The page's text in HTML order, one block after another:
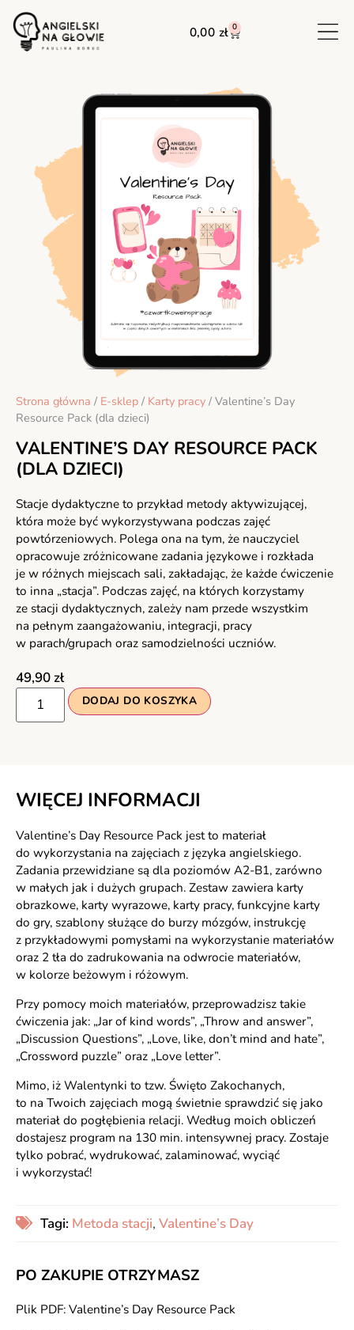
0,00 zł 0
Strona główna / E-sklep / Karty pracy / Valentine’s Day
Resource Pack (dla dzieci)
VALENTINE’S DAY RESOURCE PACK
(DLA DZIECI)
Stacje dydaktyczne to przykład metody aktywizującej,
która może być wykorzystywana podczas zajęć
powtórzeniowych. Polega ona na tym, że nauczyciel
opracowuje zróżnicowane zadania językowe i rozkłada
je w różnych miejscach sali, zakładając, że każde ćwiczenie
to inna „stacja”. Podczas zajęć, na których korzystamy
ze stacji dydaktycznych, zależy nam przede wszystkim
na pełnym zaangażowaniu, integracji, pracy
w parach/grupach oraz samodzielności uczniów.
49,90zł
DODAJ DO KOSZYKA
WIĘCEJ INFORMACJI
Valentine’s Day Resource Pack jest to materiał
do wykorzystania na zajęciach z języka angielskiego.
Zadania przewidziane są dla poziomów A2-B1, zarówno
w małych jak i dużych grupach. Zestaw zawiera karty
obrazkowe, karty wyrazowe, karty pracy, funkcyjne karty
do gry, szablony służące do burzy mózgów, instrukcję
z przykładowymi pomysłami na wykorzystanie materiałów
oraz 2 tła do zadrukowania na odwrocie materiałów,
w kolorze beżowym i różowym.
Przy pomocy moich materiałów, przeprowadzisz takie
ćwiczenia jak: „Jar of kind words”, „Throw and answer”,
„Discussion Questions”, „Love, like, don’t mind and hate”,
„Crossword puzzle” oraz „Love letter”.
Mimo, iż Walentynki to tzw. Święto Zakochanych,
to na Twoich zajęciach mogą świetnie sprawdzić się jako
materiał do pogłębienia relacji. Według moich obliczeń
dostajesz program na 130 min. intensywnej pracy. Zostaje
tylko pobrać, wydrukować, zalaminować, wyciąć
i wykorzystać!
Tagi: Metoda stacji, Valentine’s Day
PO ZAKUPIE OTRZYMASZ
Plik PDF: Valentine’s Day Resource Pack